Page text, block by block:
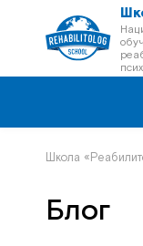
Школа
Блог